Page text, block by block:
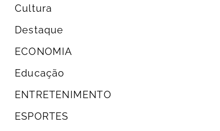
Cultura
Destaque
ECONOMIA
Educação
ENTRETENIMENTO
ESPORTES